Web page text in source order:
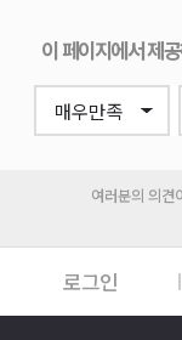
이 페이지에서 제
여러분의 의견
로그인